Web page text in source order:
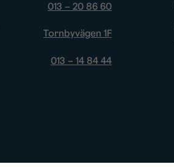
013 – 20 86 60
Tornbyvägen 1F
013 – 14 84 44